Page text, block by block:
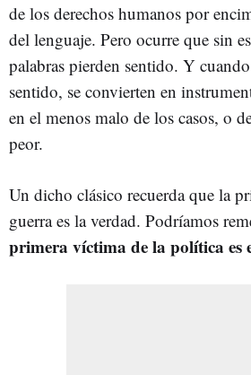
de los derechos humanos por
del lenguaje. Pero ocurre que sin
palabras pierden sentido. Y
sentido, se convierten en
en el menos malo de los casos, o
peor.
Un dicho clásico recuerda que la
guerra es la verdad. Podríamos
primera víctima de la política es